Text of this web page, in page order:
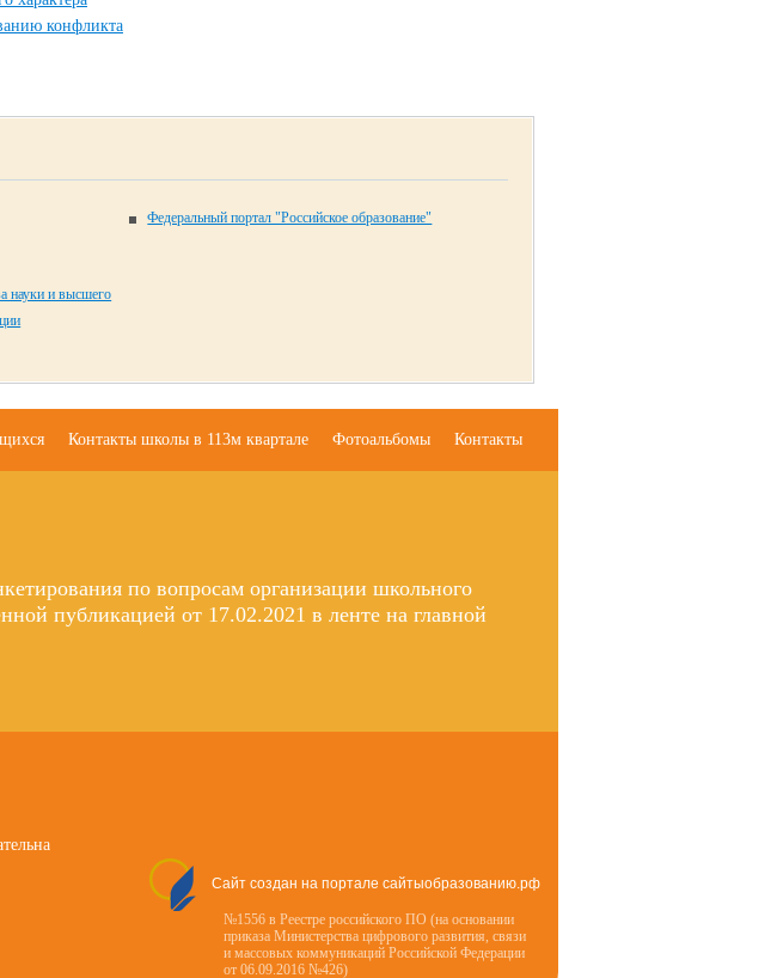
конфликта
Федеральный портал "Российское образование"
науки и высшего
Контакты школы в 113м квартале Фотоальбомы Контакты
по вопросам организации школьного
публикацией от 17.02.2021 в ленте на главной
Сайт создан на портале сайтыобразованию.рф
№1556 в Реестре российского ПО (на основании
приказа Министерства цифрового развития, связи
и массовых коммуникаций Российской Федерации
от 06.09.2016 №426)